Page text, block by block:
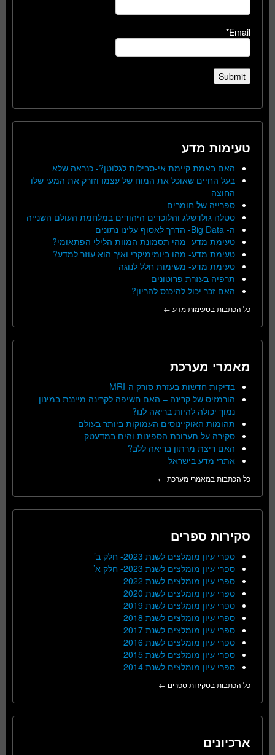
Email*
טעימות מדע
האם באמת קיימת אי-סבילות לגלוטן?- כנראה שלא
בעל החיים שאוכל את המוח של עצמו וזורק את המעי שלו
החוצה
ספרייה של חומרים
סטלה גולדשלג והלוכדים היהודים במלחמת העולם השנייה
ה- Big Data- הדרך לאסוף עלינו נתונים
טעימת מדע- מהי תסמונת המוות הלילי הפתאומי?
טעימת מדע- מהו ביומימיקרי ואיך הוא עוזר למדע?
טעימת מדע- משימות חלל לנוגה
תרפיה בעזרת פרוטונים
האם זכר יכול להיכנס להריון?
כל הכתבות בטעימות מדע ←
מאמרי מערכת
בדיקות חדשות בעזרת סורק ה-MRI
הורמזיס של קרינה – האם חשיפה לקרינה מייננת במינון
נמוך יכולה להיות בריאה לנו?
תהומות האוקיינוסים העמוקות ביותר בעולם
סקירה על תערוכת הספינות והים במדעטק
האם ריצת מרתון בריאה ללב?
אתרי מדע בישראל
כל הכתבות במאמרי מערכת ←
סקירות ספרים
ספרי עיון מומלצים לשנת 2023- חלק ב’
ספרי עיון מומלצים לשנת 2023- חלק א’
ספרי עיון מומלצים לשנת 2022
ספרי עיון מומלצים לשנת 2020
ספרי עיון מומלצים לשנת 2019
ספרי עיון מומלצים לשנת 2018
ספרי עיון מומלצים לשנת 2017
ספרי עיון מומלצים לשנת 2016
ספרי עיון מומלצים לשנת 2015
ספרי עיון מומלצים לשנת 2014
כל הכתבות בסקירות ספרים ←
ארכיונים